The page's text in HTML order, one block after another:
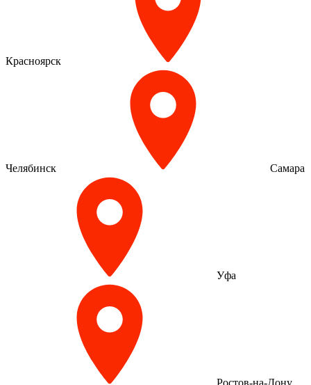
Красноярск
Челябинск Самара
Уфа
Ростов-на-Дону